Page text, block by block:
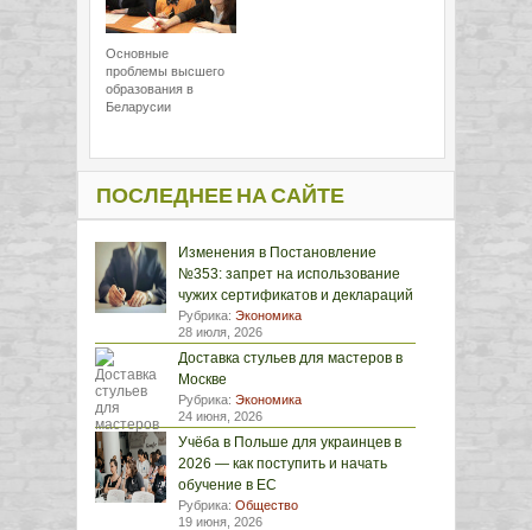
Основные
проблемы высшего
образования в
Беларусии
ПОСЛЕДНЕЕ НА САЙТЕ
Изменения в Постановление
№353: запрет на использование
чужих сертификатов и деклараций
Рубрика: Экономика
28 июля, 2026
Доставка стульев для мастеров в
Москве
Рубрика: Экономика
24 июня, 2026
Учёба в Польше для украинцев в
2026 — как поступить и начать
обучение в ЕС
Рубрика: Общество
19 июня, 2026